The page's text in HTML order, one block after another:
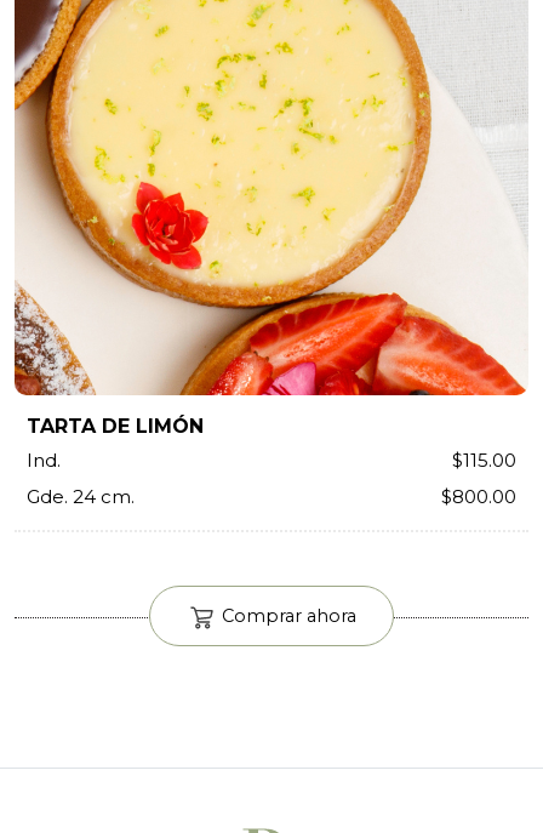
TARTA DE LIMÓN
Ind.
$115.00
Gde. 24 cm.
$800.00
Comprar ahora